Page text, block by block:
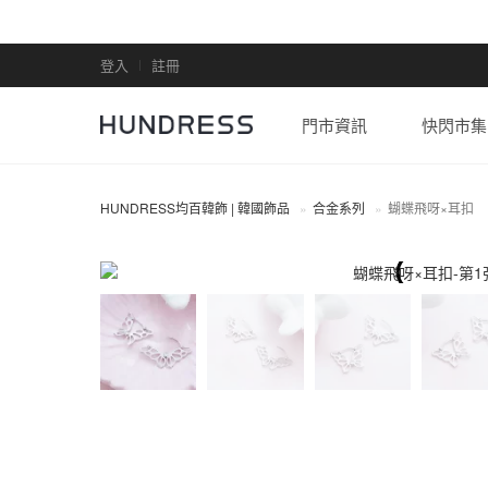
登入 註冊
門市資訊 快閃市集
HUNDRESS均百韓飾 | 韓國飾品 合金系列 蝴蝶飛呀×耳扣